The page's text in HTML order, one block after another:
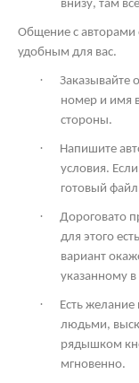
внизу, там
Общение с авторами
удобным для вас.
·
Заказывайте
номер и имя
стороны.
·
Напишите
условия.
готовый
·
Дороговато
для этого
вариант
указанному
·
Есть
людьми,
рядышком
мгновенно.